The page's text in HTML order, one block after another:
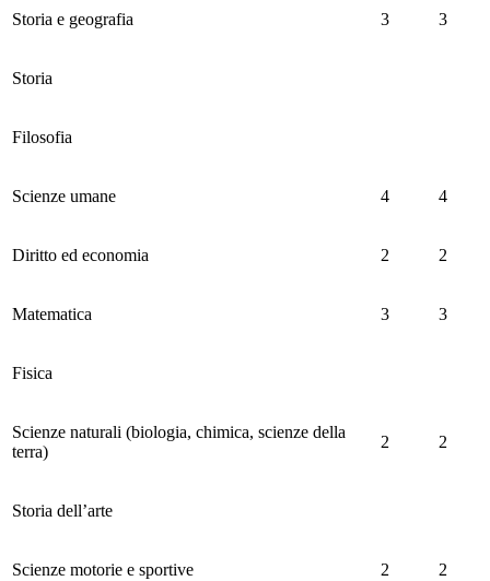
Storia e geografia 3 3
Storia
Filosofia
Scienze umane 4 4
Diritto ed economia 2 2
Matematica 3 3
Fisica
Scienze naturali (biologia, chimica, scienze della
terra)
2 2
Storia dell’arte
Scienze motorie e sportive 2 2